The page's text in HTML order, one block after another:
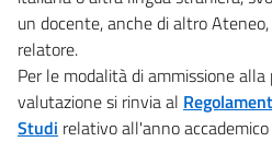
un docente, anche di altro
relatore.
Per le modalità di ammissione
valutazione si rinvia al
Studi relativo all'anno